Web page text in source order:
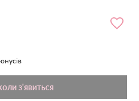
з'явиться